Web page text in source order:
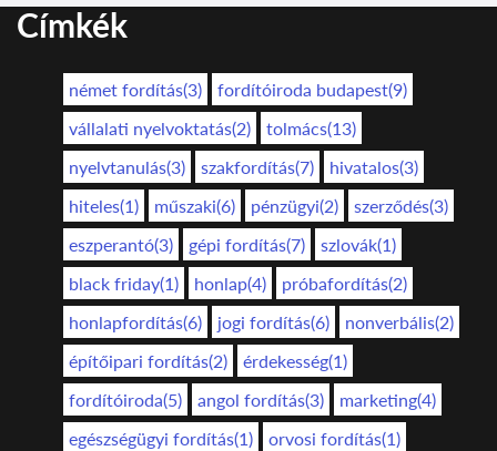
Címkék
német fordítás(3)
fordítóiroda budapest(9)
vállalati nyelvoktatás(2)
tolmács(13)
nyelvtanulás(3)
szakfordítás(7)
hivatalos(3)
hiteles(1)
műszaki(6) pénzügyi(2)
szerződés(3)
eszperantó(3)
gépi fordítás(7)
szlovák(1)
black friday(1)
honlap(4)
próbafordítás(2)
honlapfordítás(6)
jogi fordítás(6)
nonverbális(2)
építőipari fordítás(2)
érdekesség(1)
fordítóiroda(5)
angol fordítás(3)
marketing(4)
egészségügyi fordítás(1)
orvosi fordítás(1)